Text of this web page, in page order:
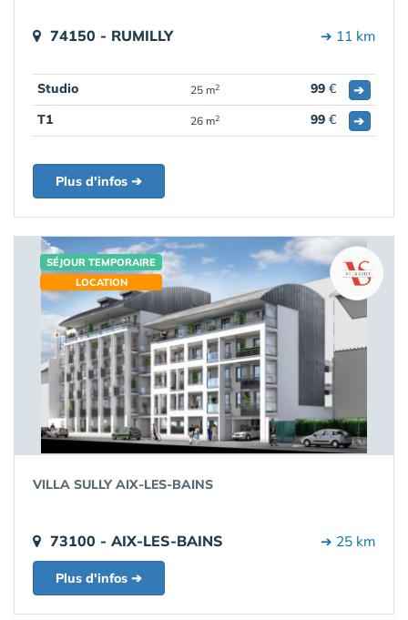
74150 - RUMILLY ➔ 11 km
Studio 25 m2 99 €
➔
T1
26 m2 99 € ➔
Plus d'infos ➔
SÉJOUR TEMPORAIRE
LOCATION
VILLA SULLY AIX-LES-BAINS
73100 - AIX-LES-BAINS ➔ 25 km
Plus d'infos ➔